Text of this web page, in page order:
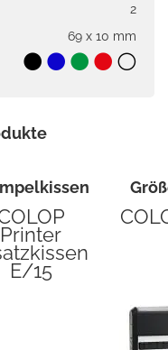
2
69 x 10 mm
Printer
E/15